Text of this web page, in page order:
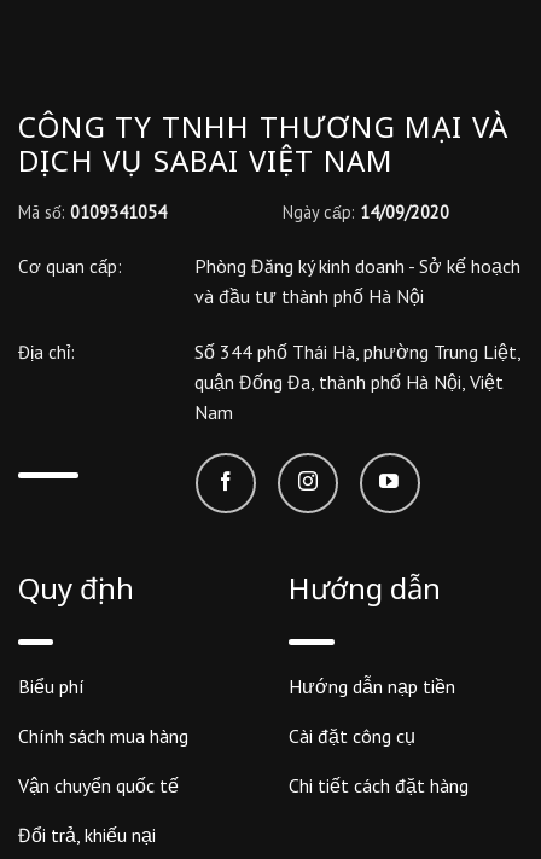
CÔNG TY TNHH THƯƠNG MẠI VÀ
DỊCH VỤ SABAI VIỆT NAM
Mã số: 0109341054 Ngày cấp: 14/09/2020
Cơ quan cấp:
Phòng Đăng ký kinh doanh - Sở kế hoạch
và đầu tư thành phố Hà Nội
Địa chỉ:
Số 344 phố Thái Hà, phường Trung Liệt,
quận Đống Đa, thành phố Hà Nội, Việt
Nam
Quy định
Biểu phí
Chính sách mua hàng
Vận chuyển quốc tế
Đổi trả, khiếu nại
Hướng dẫn
Hướng dẫn nạp tiền
Cài đặt công cụ
Chi tiết cách đặt hàng